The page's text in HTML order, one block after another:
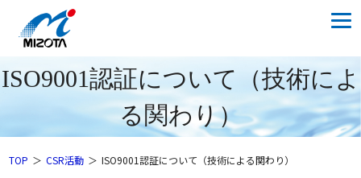
ISO9001認証について（技術によ
る関わり）
TOP CSR活動 ISO9001認証について（技術による関わり）